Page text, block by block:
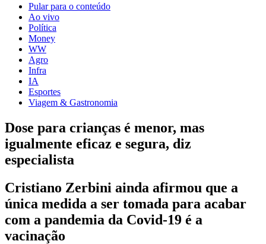
Pular para o conteúdo
Ao vivo
Política
Money
WW
Agro
Infra
IA
Esportes
Viagem & Gastronomia
Dose para crianças é menor, mas
igualmente eficaz e segura, diz
especialista
Cristiano Zerbini ainda afirmou que a
única medida a ser tomada para acabar
com a pandemia da Covid-19 é a
vacinação